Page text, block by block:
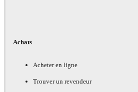
Achats
Acheter en ligne
Trouver un revendeur